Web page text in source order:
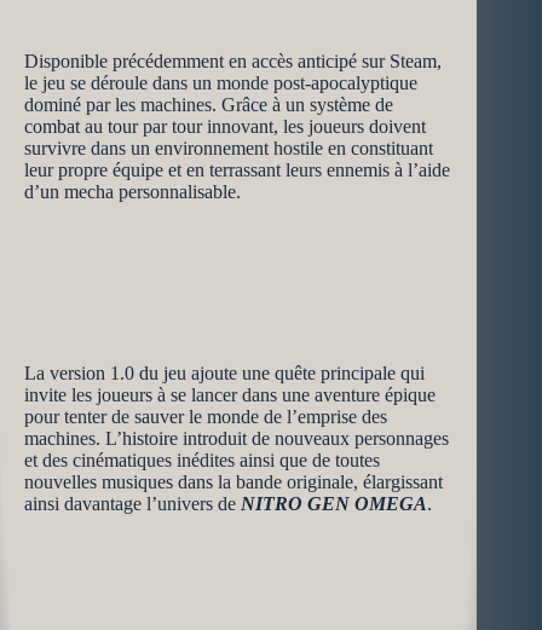
Disponible précédemment en accès anticipé sur Steam,
le jeu se déroule dans un monde post-apocalyptique
dominé par les machines. Grâce à un système de
combat au tour par tour innovant, les joueurs doivent
survivre dans un environnement hostile en constituant
leur propre équipe et en terrassant leurs ennemis à l’aide
d’un mecha personnalisable.
La version 1.0 du jeu ajoute une quête principale qui
invite les joueurs à se lancer dans une aventure épique
pour tenter de sauver le monde de l’emprise des
machines. L’histoire introduit de nouveaux personnages
et des cinématiques inédites ainsi que de toutes
nouvelles musiques dans la bande originale, élargissant
ainsi davantage l’univers de NITRO GEN OMEGA.